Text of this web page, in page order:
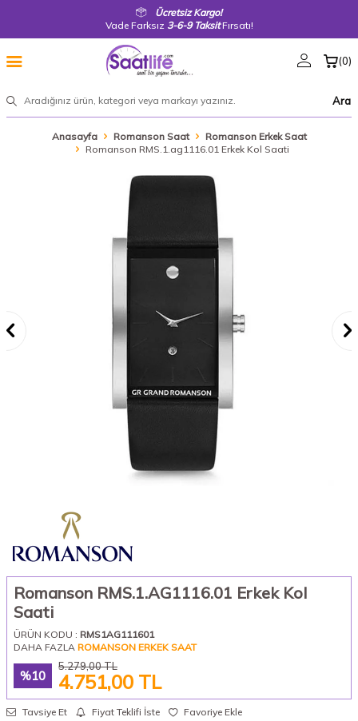
Ücretsiz Kargo!
Vade Farksız 3-6-9 TaksitFırsatı!
Ara
(0)
Anasayfa Romanson Saat
Romanson Erkek Saat
Romanson RMS.1.ag1116.01 Erkek Kol Saati
Romanson RMS.1.AG1116.01 Erkek Kol
Saati
ÜRÜN KODU : RMS1AG111601
DAHA FAZLA ROMANSON ERKEK SAAT
%10
5.279,00TL
4.751,00 TL
Tavsiye Et Fiyat Teklifi İste
Favoriye Ekle